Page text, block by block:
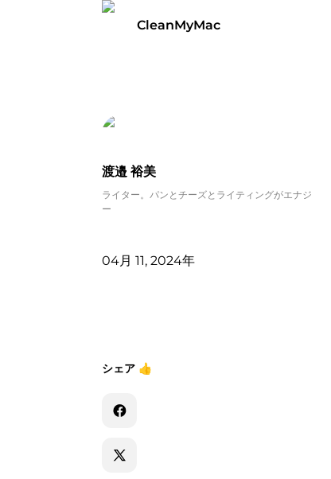
CleanMyMac
渡邉 裕美
ライター。パンとチーズとライティングがエナジ
ー
04月 11, 2024年
シェア 👍